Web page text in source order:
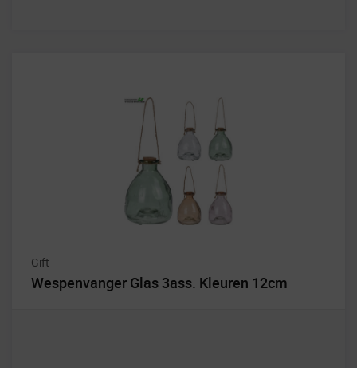
Gift
Wespenvanger Glas 3ass. Kleuren 12cm